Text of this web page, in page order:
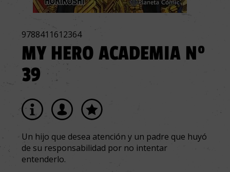
9788411612364
MY HERO ACADEMIA Nº
39
Un hijo que desea atención y un padre que huyó
de su responsabilidad por no intentar
entenderlo.